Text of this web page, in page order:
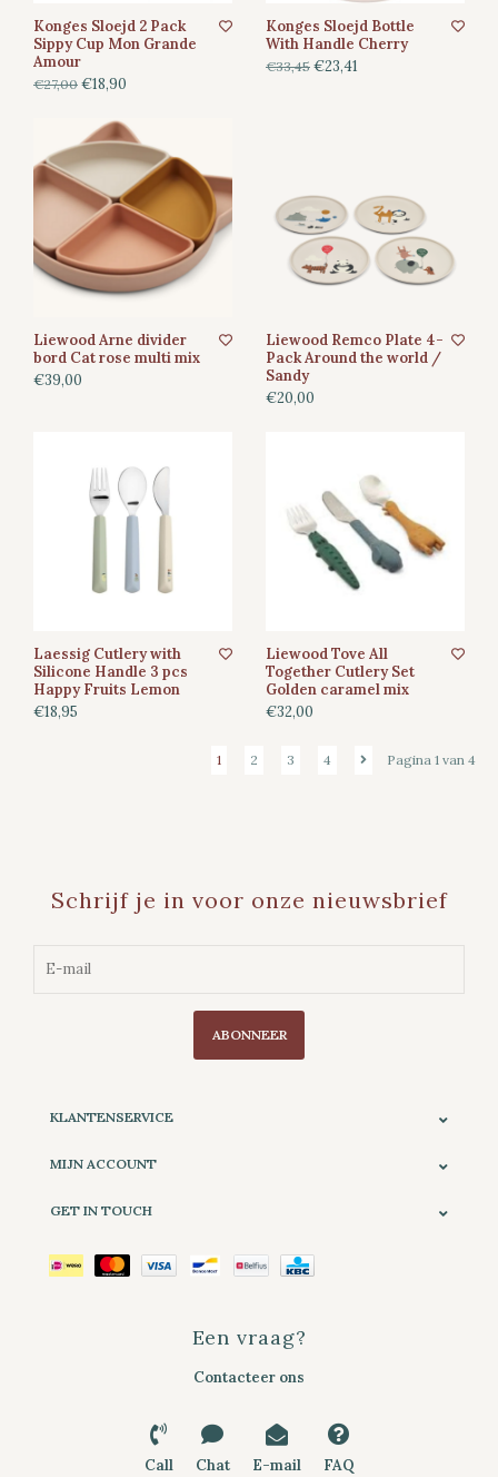
Konges Sloejd 2 Pack
Sippy Cup Mon Grande
Amour
€27,00 €18,90
Konges Sloejd Bottle
With Handle Cherry
€33,45 €23,41
Liewood Arne divider
bord Cat rose multi mix
€39,00
Liewood Remco Plate 4-
Pack Around the world /
Sandy
€20,00
Laessig Cutlery with
Silicone Handle 3 pcs
Happy Fruits Lemon
€18,95
Liewood Tove All
Together Cutlery Set
Golden caramel mix
€32,00
Pagina 1 van 4
1 2 3 4
Schrijf je in voor onze nieuwsbrief
ABONNEER
KLANTENSERVICE
MIJN ACCOUNT
GET IN TOUCH
Een vraag?
Contacteer ons
Call Chat E-mail FAQ